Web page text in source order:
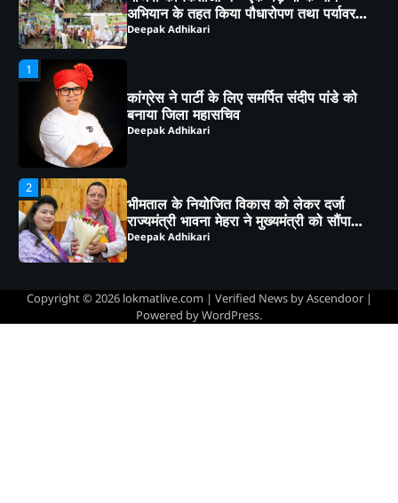
Deepak Adhikari
2
भीमताल के नियोजित विकास को लेकर दर्जा
राज्यमंत्री भावना मेहरा ने मुख्यमंत्री को सौंपा
विस्तृत मांगपत्र
Deepak Adhikari
“कल का कालाढूंगी कैसा हो” विषय पर हुआ
व्यापक मंथन
Deepak Adhikari
4
अधिकारियों को दिए सख्त निर्देश
Deepak Adhikari
Copyright © 2026 lokmatlive.com | Verified News byAscendoor|
Powered byWordPress.